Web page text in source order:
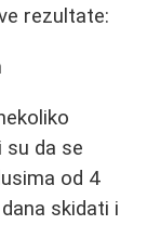
rezultate:
da se
od 4
skidati i